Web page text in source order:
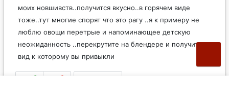
моих новшивств..получится вкусно..в горячем виде
тоже..тут многие спорят что это рагу ..я к примеру не
люблю овощи перетрые и напоминающее детскую
неожиданность ..перекрутите на блендере и получите
вид к которому вы привыкли
3 0